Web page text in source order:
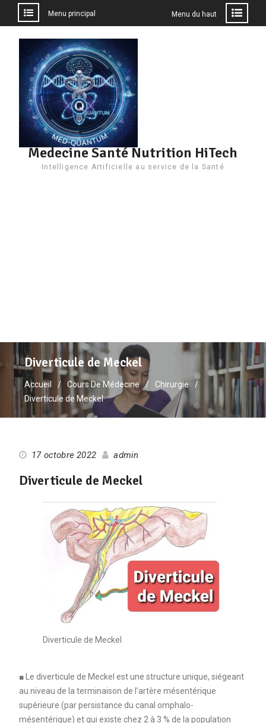
contenu
Menu principal Menu du haut
Medecine Santé Nutrition HiTech
Intelligence Artificielle au service de la Santé
Diverticule de Meckel
Accueil Cours De Médecine
Chirurgie
Diverticule de Meckel
17 octobre 2022 admin
Diverticule de Meckel
Diverticule de Meckel
■ Le diverticule de Meckel est une structure unique, siégeant
au niveau de la terminaison de l’artère mésentérique
supérieure (par persistance du canal omphalo-
mésentérique) et qui existe chez 2 à 3 % de la population